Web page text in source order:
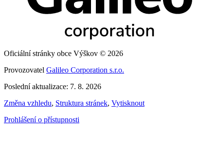
Oficiální stránky obce Výškov © 2026
Provozovatel Galileo Corporation s.r.o.
Poslední aktualizace: 7. 8. 2026
Změna vzhledu, Struktura stránek, Vytisknout
Prohlášení o přístupnosti